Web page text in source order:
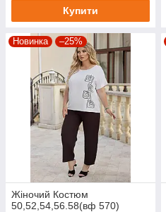
Купити
Новинка –25%
Жіночий Костюм
50,52,54,56.58(вф 570)